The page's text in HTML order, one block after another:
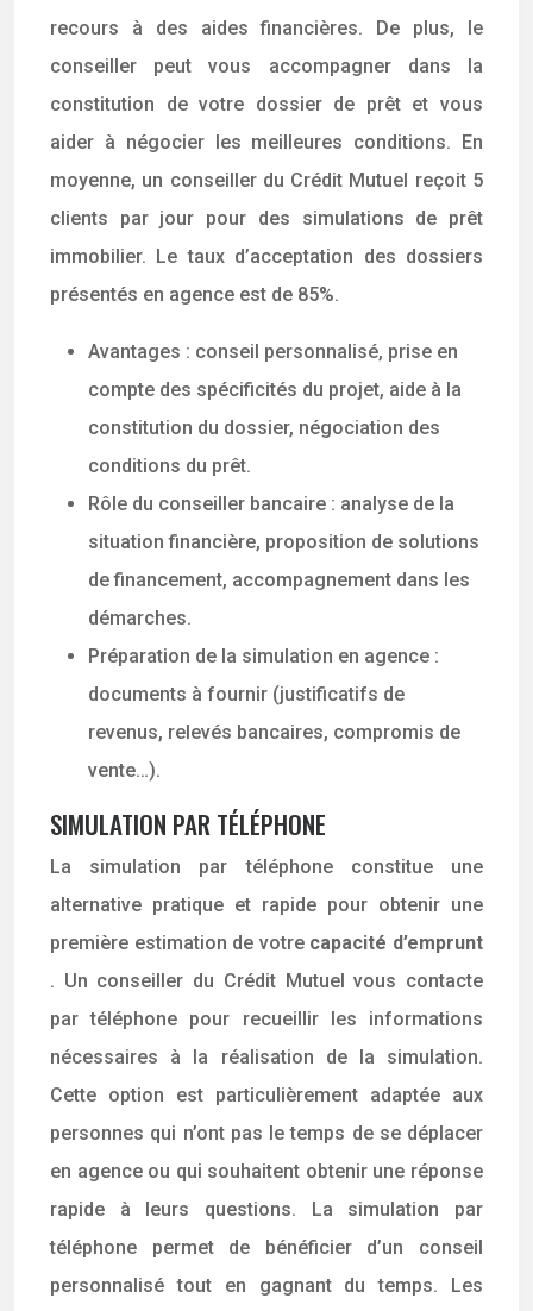
recours à des aides financières. De plus, le
conseiller peut vous accompagner dans la
constitution de votre dossier de prêt et vous
aider à négocier les meilleures conditions. En
moyenne, un conseiller du Crédit Mutuel reçoit 5
clients par jour pour des simulations de prêt
immobilier. Le taux d’acceptation des dossiers
présentés en agence est de 85%.
Avantages : conseil personnalisé, prise en
compte des spécificités du projet, aide à la
constitution du dossier, négociation des
conditions du prêt.
Rôle du conseiller bancaire : analyse de la
situation financière, proposition de solutions
de financement, accompagnement dans les
démarches.
Préparation de la simulation en agence :
documents à fournir (justificatifs de
revenus, relevés bancaires, compromis de
vente…).
SIMULATION PAR TÉLÉPHONE
La simulation par téléphone constitue une
alternative pratique et rapide pour obtenir une
première estimation de votre capacité d’emprunt
. Un conseiller du Crédit Mutuel vous contacte
par téléphone pour recueillir les informations
nécessaires à la réalisation de la simulation.
Cette option est particulièrement adaptée aux
personnes qui n’ont pas le temps de se déplacer
en agence ou qui souhaitent obtenir une réponse
rapide à leurs questions. La simulation par
téléphone permet de bénéficier d’un conseil
personnalisé tout en gagnant du temps. Les